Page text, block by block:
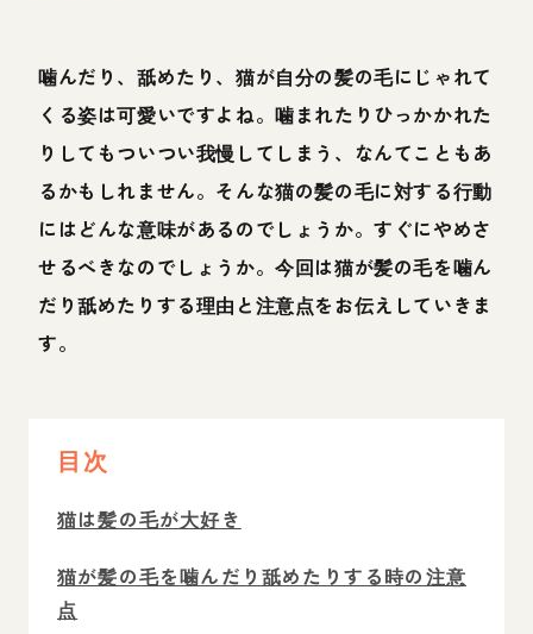
噛んだり、舐めたり、猫が自分の髪の毛にじゃれて
くる姿は可愛いですよね。噛まれたりひっかかれた
りしてもついつい我慢してしまう、なんてこともあ
るかもしれません。そんな猫の髪の毛に対する行動
にはどんな意味があるのでしょうか。すぐにやめさ
せるべきなのでしょうか。今回は猫が髪の毛を噛ん
だり舐めたりする理由と注意点をお伝えしていきま
す。
目次
猫は髪の毛が大好き
猫が髪の毛を噛んだり舐めたりする時の注意
点